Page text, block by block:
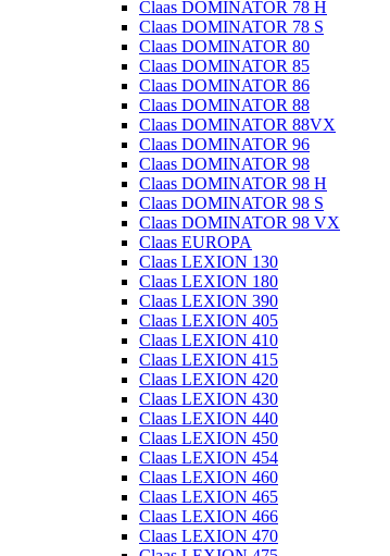
Claas DOMINATOR 78 H
Claas DOMINATOR 78 S
Claas DOMINATOR 80
Claas DOMINATOR 85
Claas DOMINATOR 86
Claas DOMINATOR 88
Claas DOMINATOR 88VX
Claas DOMINATOR 96
Claas DOMINATOR 98
Claas DOMINATOR 98 H
Claas DOMINATOR 98 S
Claas DOMINATOR 98 VX
Claas EUROPA
Claas LEXION 130
Claas LEXION 180
Claas LEXION 390
Claas LEXION 405
Claas LEXION 410
Claas LEXION 415
Claas LEXION 420
Claas LEXION 430
Claas LEXION 440
Claas LEXION 450
Claas LEXION 454
Claas LEXION 460
Claas LEXION 465
Claas LEXION 466
Claas LEXION 470